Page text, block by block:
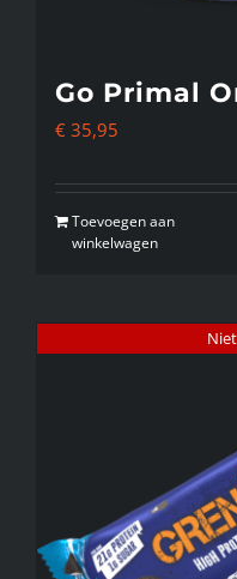
Go Primal
€ 35,95
Toevoegen aan
winkelwagen